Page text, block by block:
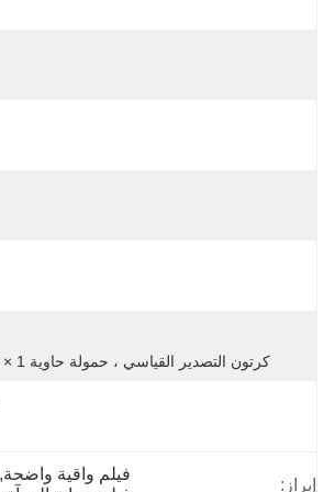
كرتون التصدير القياسي ، حمولة حاوية 1 × 20 قدم 195000㎡.
إبراز:
فيلم واقية واضحة,